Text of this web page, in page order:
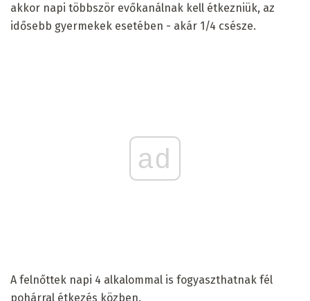
akkor napi többször evőkanálnak kell étkezniük, az
idősebb gyermekek esetében - akár 1/4 csésze.
ad
A felnőttek napi 4 alkalommal is fogyaszthatnak fél
pohárral étkezés közben.